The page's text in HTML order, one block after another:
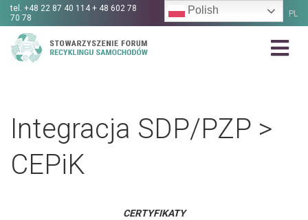
tel. +48 22 87 40 114 + 48 602 78
70 78
PL
Integracja SDP/PZP >
CEPiK
CERTYFIKATY
Polish